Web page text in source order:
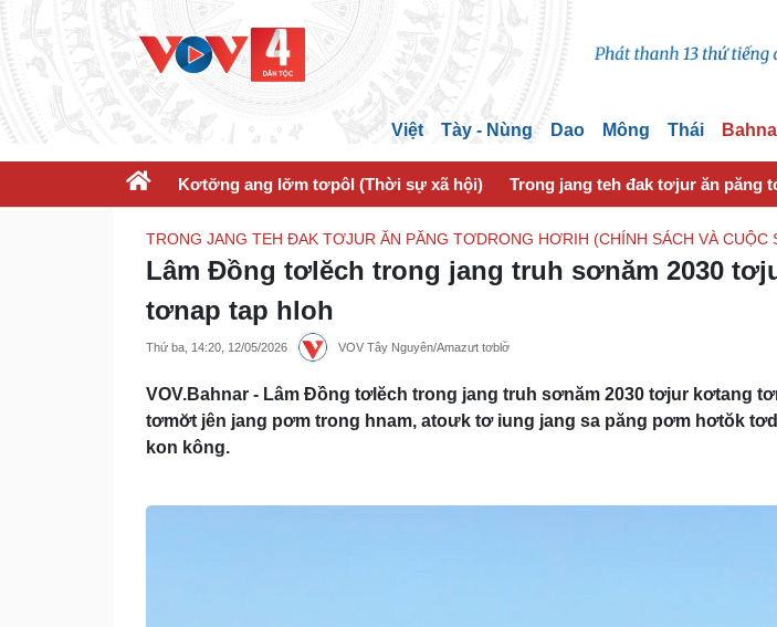
Việt Tày - Nùng Dao Mông Thái
Kơtơ̆ng ang lơ̆m tơpôl (Thời sự xã hội) Trong jang teh đak tơjur ăn păng
TRONG JANG TEH ĐAK TƠJUR ĂN PĂNG TƠDRONG HƠRIH (CHÍNH SÁCH VÀ CUỘC
Lâm Đồng tơlĕch trong jang truh sơnăm 2030
tơnap tap hloh
Thứ ba, 14:20, 12/05/2026 VOV Tây Nguyên/Amazưt tơblơ̆
VOV.Bahnar - Lâm Đồng tơlĕch trong jang truh sơnăm 2030 tơjur kơtang
tơmơ̆t jên jang pơm trong hnam, atoưk tơ iung jang sa păng pơm hơtŏk
kon kông.